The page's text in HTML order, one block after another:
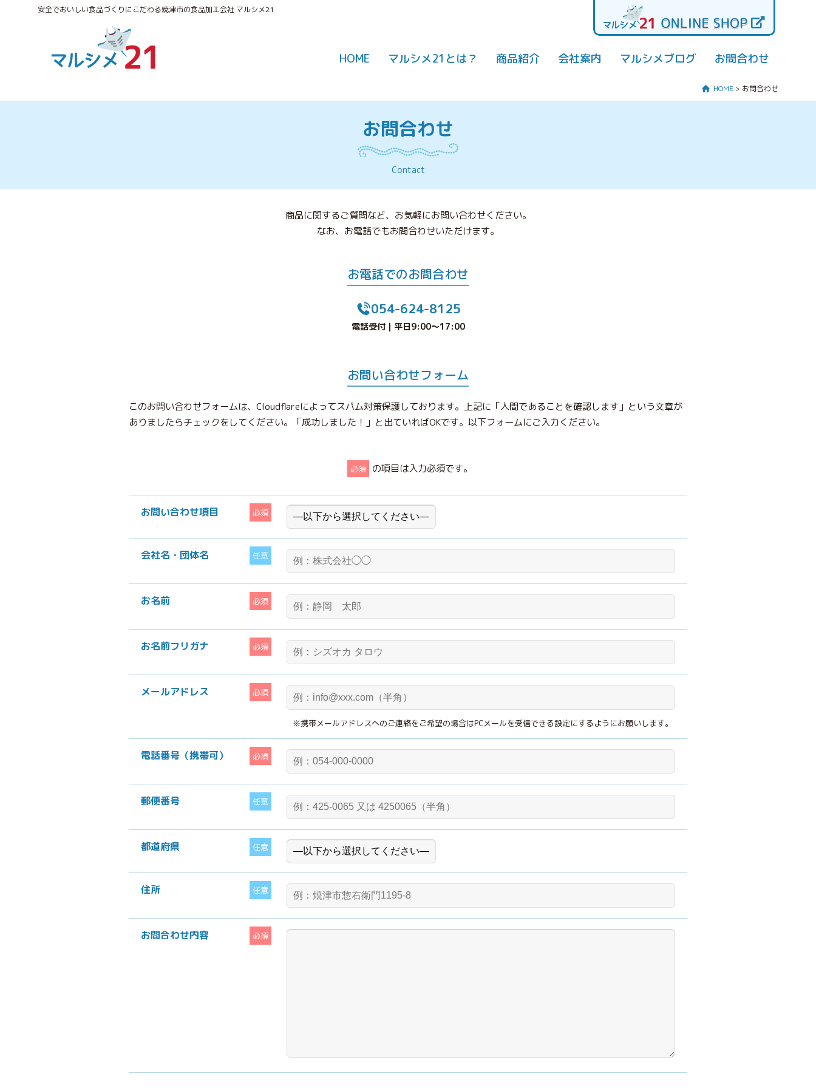
安全でおいしい食品づくりにこだわる焼津市の食品加工会社 マルシメ21
HOME マルシメ21とは？ 商品紹介 会社案内 マルシメブログ お問合わせ
HOME > お問合わせ
お問合わせ
Contact
商品に関するご質問など、お気軽にお問い合わせください。
なお、お電話でもお問合わせいただけます。
お電話でのお問合わせ
054-624-8125
電話受付｜平日9:00〜17:00
お問い合わせフォーム
このお問い合わせフォームは、Cloudflareによってスパム対策保護しております。上記に「人間であることを確認します」という文章が
ありましたらチェックをしてください。「成功しました！」と出ていればOKです。以下フォームにご入力ください。
必須 の項目は入力必須です。
お問い合わせ項目 必須
会社名・団体名 任意
お名前 必須
お名前フリガナ 必須
メールアドレス 必須
※携帯メールアドレスへのご連絡をご希望の場合はPCメールを受信できる設定にするようにお願いします。
電話番号（携帯可） 必須
郵便番号 任意
都道府県 任意
住所 任意
お問合わせ内容 必須